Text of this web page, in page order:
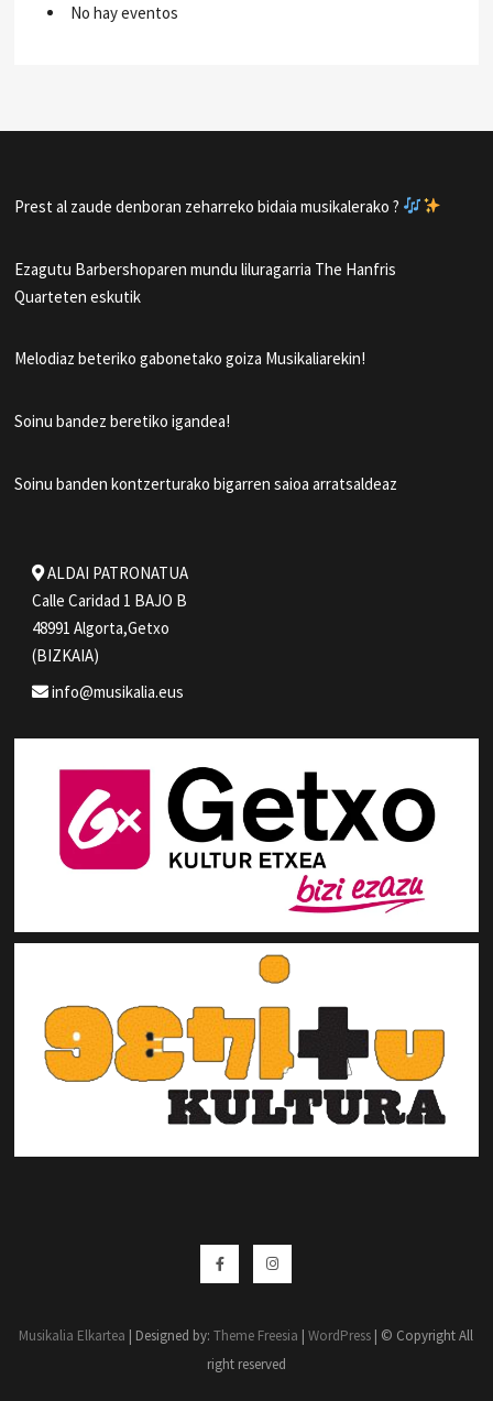
No hay eventos
Prest al zaude denboran zeharreko bidaia musikalerako ?
Ezagutu Barbershoparen mundu liluragarria The Hanfris
Quarteten eskutik
Melodiaz beteriko gabonetako goiza Musikaliarekin!
Soinu bandez beretiko igandea!
Soinu banden kontzerturako bigarren saioa arratsaldeaz
ALDAI PATRONATUA
Calle Caridad 1 BAJO B
48991 Algorta,Getxo
(BIZKAIA)
info@musikalia.eus
Musikalia Elkartea | Designed by:Theme Freesia |WordPress | © Copyright All
right reserved